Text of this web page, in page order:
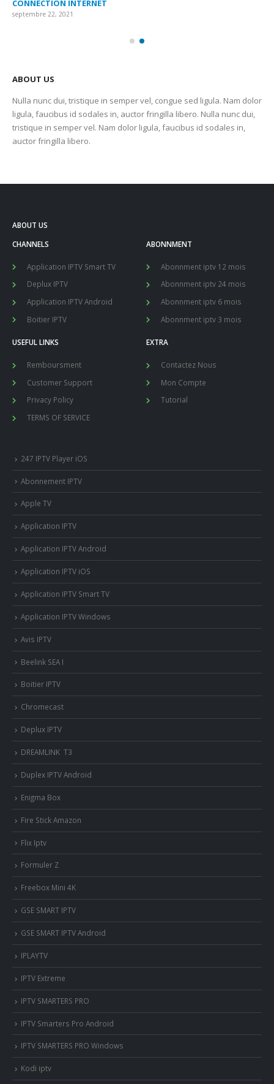
CONNECTION INTERNET
septembre 22, 2021
ABOUT US
Nulla nunc dui, tristique in semper vel, congue sed ligula. Nam dolor
ligula, faucibus id sodales in, auctor fringilla libero. Nulla nunc dui,
tristique in semper vel. Nam dolor ligula, faucibus id sodales in,
auctor fringilla libero.
ABOUT US
CHANNELS
Application IPTV Smart TV
Deplux IPTV
Application IPTV Android
Boitier IPTV
ABONNMENT
Abonnment iptv 12 mois
Abonnment iptv 24 mois
Abonnment iptv 6 mois
Abonnment iptv 3 mois
USEFUL LINKS
Remboursment
Customer Support
Privacy Policy
TERMS OF SERVICE
EXTRA
Contactez Nous
Mon Compte
Tutorial
247 IPTV Player iOS
Abonnement IPTV
Apple TV
Application IPTV
Application IPTV Android
Application IPTV iOS
Application IPTV Smart TV
Application IPTV Windows
Avis IPTV
Beelink SEA I
Boitier IPTV
Chromecast
Deplux IPTV
DREAMLINK T3
Duplex IPTV Android
Enigma Box
Fire Stick Amazon
Flix Iptv
Formuler Z
Freebox Mini 4K
‎GSE SMART IPTV
GSE SMART IPTV Android
IPLAYTV
IPTV Extreme
IPTV SMARTERS PRO
IPTV Smarters Pro Android
IPTV SMARTERS PRO Windows
Kodi iptv